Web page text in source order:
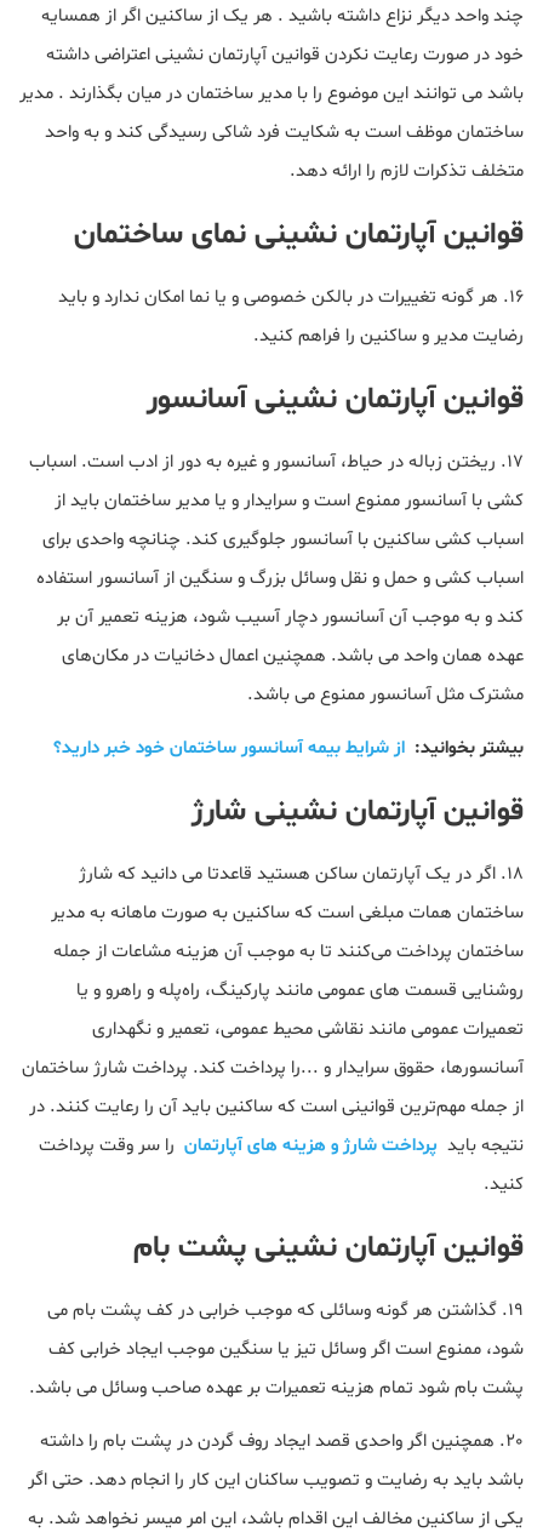
چند واحد دیگر نزاع داشته باشید . هر یک از ساکنین اگر از همسایه
خود در صورت رعایت نکردن قوانین آپارتمان نشینی اعتراضی داشته
باشد می توانند این موضوع را با مدیر ساختمان در میان بگذارند . مدیر
ساختمان موظف است به شکایت فرد شاکی رسیدگی کند و به واحد
متخلف تذکرات لازم را ارائه دهد.
قوانین آپارتمان نشینی نمای ساختمان
16. هر گونه تغییرات در بالکن خصوصی و یا نما امکان ندارد و باید
رضایت مدیر و ساکنین را فراهم کنید.
قوانین آپارتمان نشینی آسانسور
17. ریختن زباله در حیاط، آسانسور و غیره به دور از ادب است. اسباب
کشی با آسانسور ممنوع است و سرایدار و یا مدیر ساختمان باید از
اسباب کشی ساکنین با آسانسور جلوگیری کند. چنانچه واحدی برای
اسباب کشی و حمل و نقل وسائل بزرگ و سنگین از آسانسور استفاده
کند و به موجب آن آسانسور دچار آسیب شود، هزینه تعمیر آن بر
عهده همان واحد می باشد. همچنین اعمال دخانیات در مکان‌های
مشترک مثل آسانسور ممنوع می باشد.
بیشتر بخوانید: از شرایط بیمه آسانسور ساختمان خود خبر دارید؟
قوانین آپارتمان نشینی شارژ
18. اگر در یک آپارتمان ساکن هستید قاعدتا می دانید که شارژ
ساختمان همات مبلغی است که ساکنین به صورت ماهانه به مدیر
ساختمان پرداخت می‌کنند تا به موجب آن هزینه مشاعات از جمله
روشنایی قسمت های عمومی مانند پارکینگ، راه‌پله و راهرو و یا
تعمیرات عمومی مانند نقاشی محیط عمومی، تعمیر و نگهداری
آسانسورها، حقوق سرایدار و ...را پرداخت کند. پرداخت شارژ ساختمان
از جمله مهم‌ترین قوانینی است که ساکنین باید آن را رعایت کنند. در
نتیجه باید پرداخت شارژ و هزینه های آپارتمان را سر وقت پرداخت
کنید.
قوانین آپارتمان نشینی پشت بام
19. گذاشتن هر گونه وسائلی که موجب خرابی در کف پشت بام می
شود، ممنوع است اگر وسائل تیز یا سنگین موجب ایجاد خرابی کف
پشت بام شود تمام هزینه تعمیرات بر عهده صاحب وسائل می باشد.
20. همچنین اگر واحدی قصد ایجاد روف گردن در پشت بام را داشته
باشد باید به رضایت و تصویب ساکنان این کار را انجام دهد. حتی اگر
یکی از ساکنین مخالف این اقدام باشد، این امر میسر نخواهد شد. به